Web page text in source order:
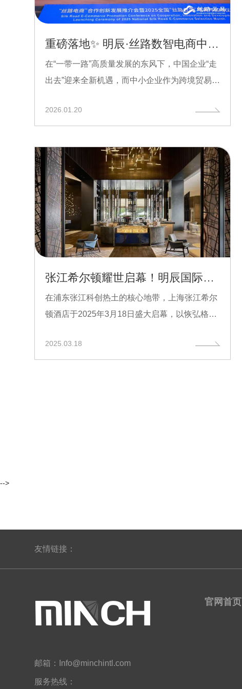
重磅落地✨ 明辰·丝路数智电商中心盛大启幕｜赋能中国企业数智出海，链接全球新商机
在“一带一路”高质量发展的东风下，中国企业“走
出去”迎来全新机遇，而中小企业作为跨境贸易的
2026.01.20
张江希尔顿耀世启幕！明辰国际以精装匠心，铸就浦东高端新地标
在浦东张江科创热土的核心地带，上海张江希尔
顿酒店于2025年3月18日盛大启幕，以恢弘格局
2025.03.18
-->
友情链接：
邮箱：Info@minchintl.com
服务热线：
官网首页